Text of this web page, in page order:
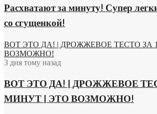
Расхватают за минуту! Супер
со сгущенкой!
ВОТ ЭТО ДА! | ДРОЖЖЕВОЕ ТЕСТО ЗА
ВОЗМОЖНО!
3 дня тому назад
ВОТ ЭТО ДА! | ДРОЖЖЕВОЕ
МИНУТ | ЭТО ВОЗМОЖНО!